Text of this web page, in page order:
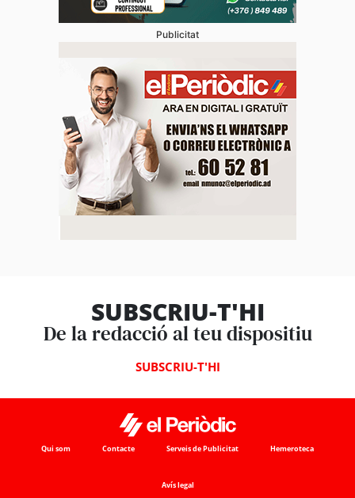
Publicitat
SUBSCRIU-T'HI
De la redacció al teu dispositiu
SUBSCRIU-T'HI
Qui som Contacte Serveis de Publicitat Hemeroteca
Avís legal